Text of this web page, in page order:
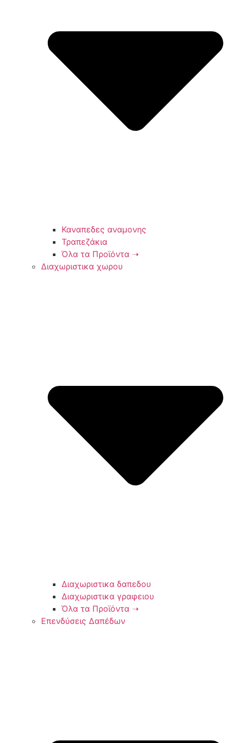
Καναπεδες αναμονης
Τραπεζάκια
Όλα τα Προϊόντα ➝
Διαχωριστικα χωρου
Διαχωριστικα δαπεδου
Διαχωριστικα γραφειου
Όλα τα Προϊόντα ➝
Επενδύσεις Δαπέδων